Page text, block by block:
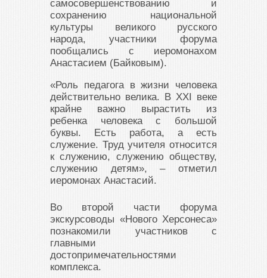
самосовершенствованию и
сохранению национальной
культуры великого русского
народа, участники форума
пообщались с иеромонахом
Анастасием (Байковым).
«Роль педагога в жизни человека
действительно велика. В XXI веке
крайне важно вырастить из
ребенка человека с большой
буквы. Есть работа, а есть
служение. Труд учителя относится
к служению, служению обществу,
служению детям», – отметил
иеромонах Анастасий.
Во второй части форума
экскурсоводы «Нового Херсонеса»
познакомили участников с
главными
достопримечательностями
комплекса.